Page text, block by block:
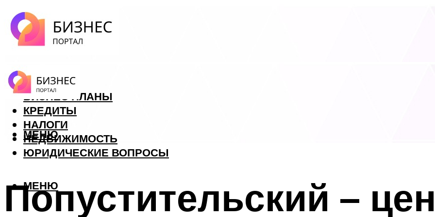
ФОРЕКС
БИЗНЕС ПЛАНЫ
КРЕДИТЫ
НАЛОГИ
НЕДВИЖИМОСТЬ
ЮРИДИЧЕСКИЕ ВОПРОСЫ
МЕНЮ
МЕНЮ
Попустительский –